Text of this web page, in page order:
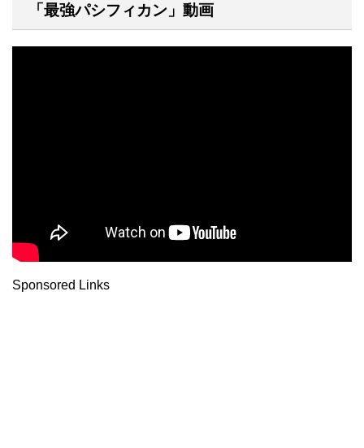
「最強パシフィカン」動画
Sponsored Links